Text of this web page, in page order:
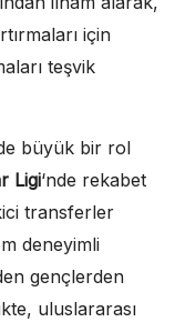
için
teşvik
büyük bir rol
Ligi‘nde rekabet
transferler
deneyimli
gençlerden
uluslararası